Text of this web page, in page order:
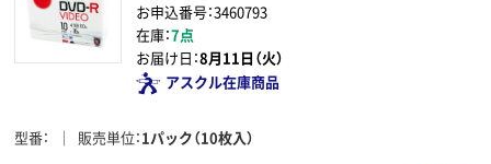
お申込番号：3460793
在庫：7点
お届け日：8月11日（火）
アスクル在庫商品
型番 販売単位 1パック（10枚入）